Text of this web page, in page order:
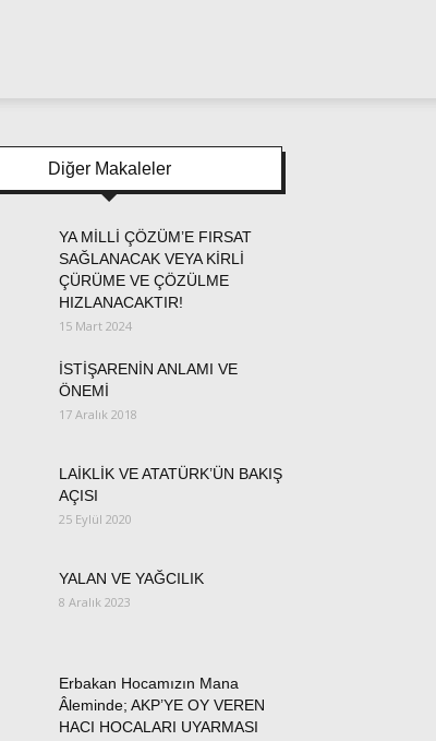
Diğer Makaleler
YA MİLLİ ÇÖZÜM’E FIRSAT
SAĞLANACAK VEYA KİRLİ
ÇÜRÜME VE ÇÖZÜLME
HIZLANACAKTIR!
15 Mart 2024
İSTİŞARENİN ANLAMI VE
ÖNEMİ
17 Aralık 2018
LAİKLİK VE ATATÜRK’ÜN BAKIŞ
AÇISI
25 Eylül 2020
YALAN VE YAĞCILIK
8 Aralık 2023
Erbakan Hocamızın Mana
Âleminde; AKP’YE OY VEREN
HACI HOCALARI UYARMASI